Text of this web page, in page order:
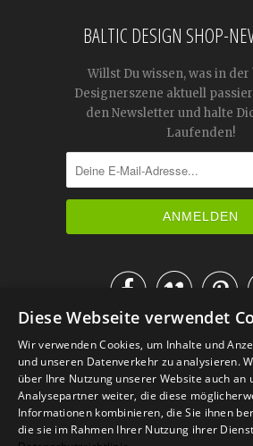
BALTIC DESIGN SHOP-
Willst Du wissen, was in
Designerszene aktuell
den Newsletter und halte
Laufenden!

IM KATALOG BLÄTTERN
Diese Webseite verwendet
Wir verwenden Cookies, um Inhalte und
und unseren Datenverkehr zu analysieren.
über Ihre Nutzung unserer Website auch an
Analysepartner weiter, die diese
Informationen kombinieren, die Sie ihnen
die sie im Rahmen Ihrer Nutzung ihrer